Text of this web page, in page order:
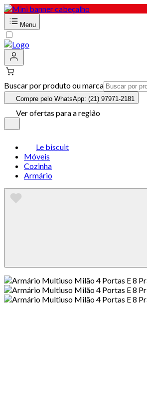
Menu
Buscar por produto ou marca
Compre pelo WhatsApp: (21) 97971-2181
Ver ofertas para a região
Le biscuit
Móveis
Cozinha
Armário